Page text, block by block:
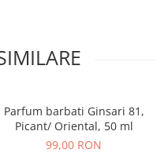
Parfum barbati Ginsari 81,
Picant/ Oriental, 50 ml
99,00 RON